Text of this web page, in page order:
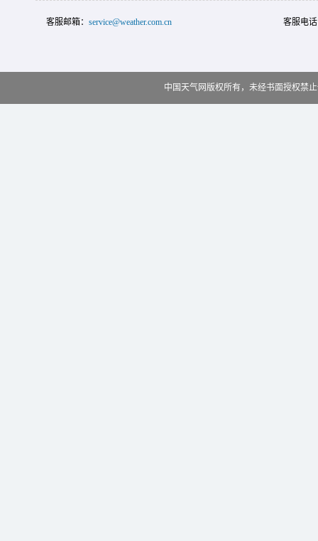
客服邮箱： service@weather.com.cn 客服电
中国天气网版权所有，未经书面授权